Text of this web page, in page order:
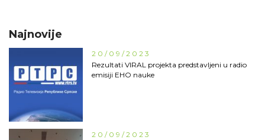
Najnovije
20/09/2023
Rezultati VIRAL projekta predstavljeni u radio
emisiji EHO nauke
20/09/2023